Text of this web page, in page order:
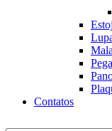
Contatos